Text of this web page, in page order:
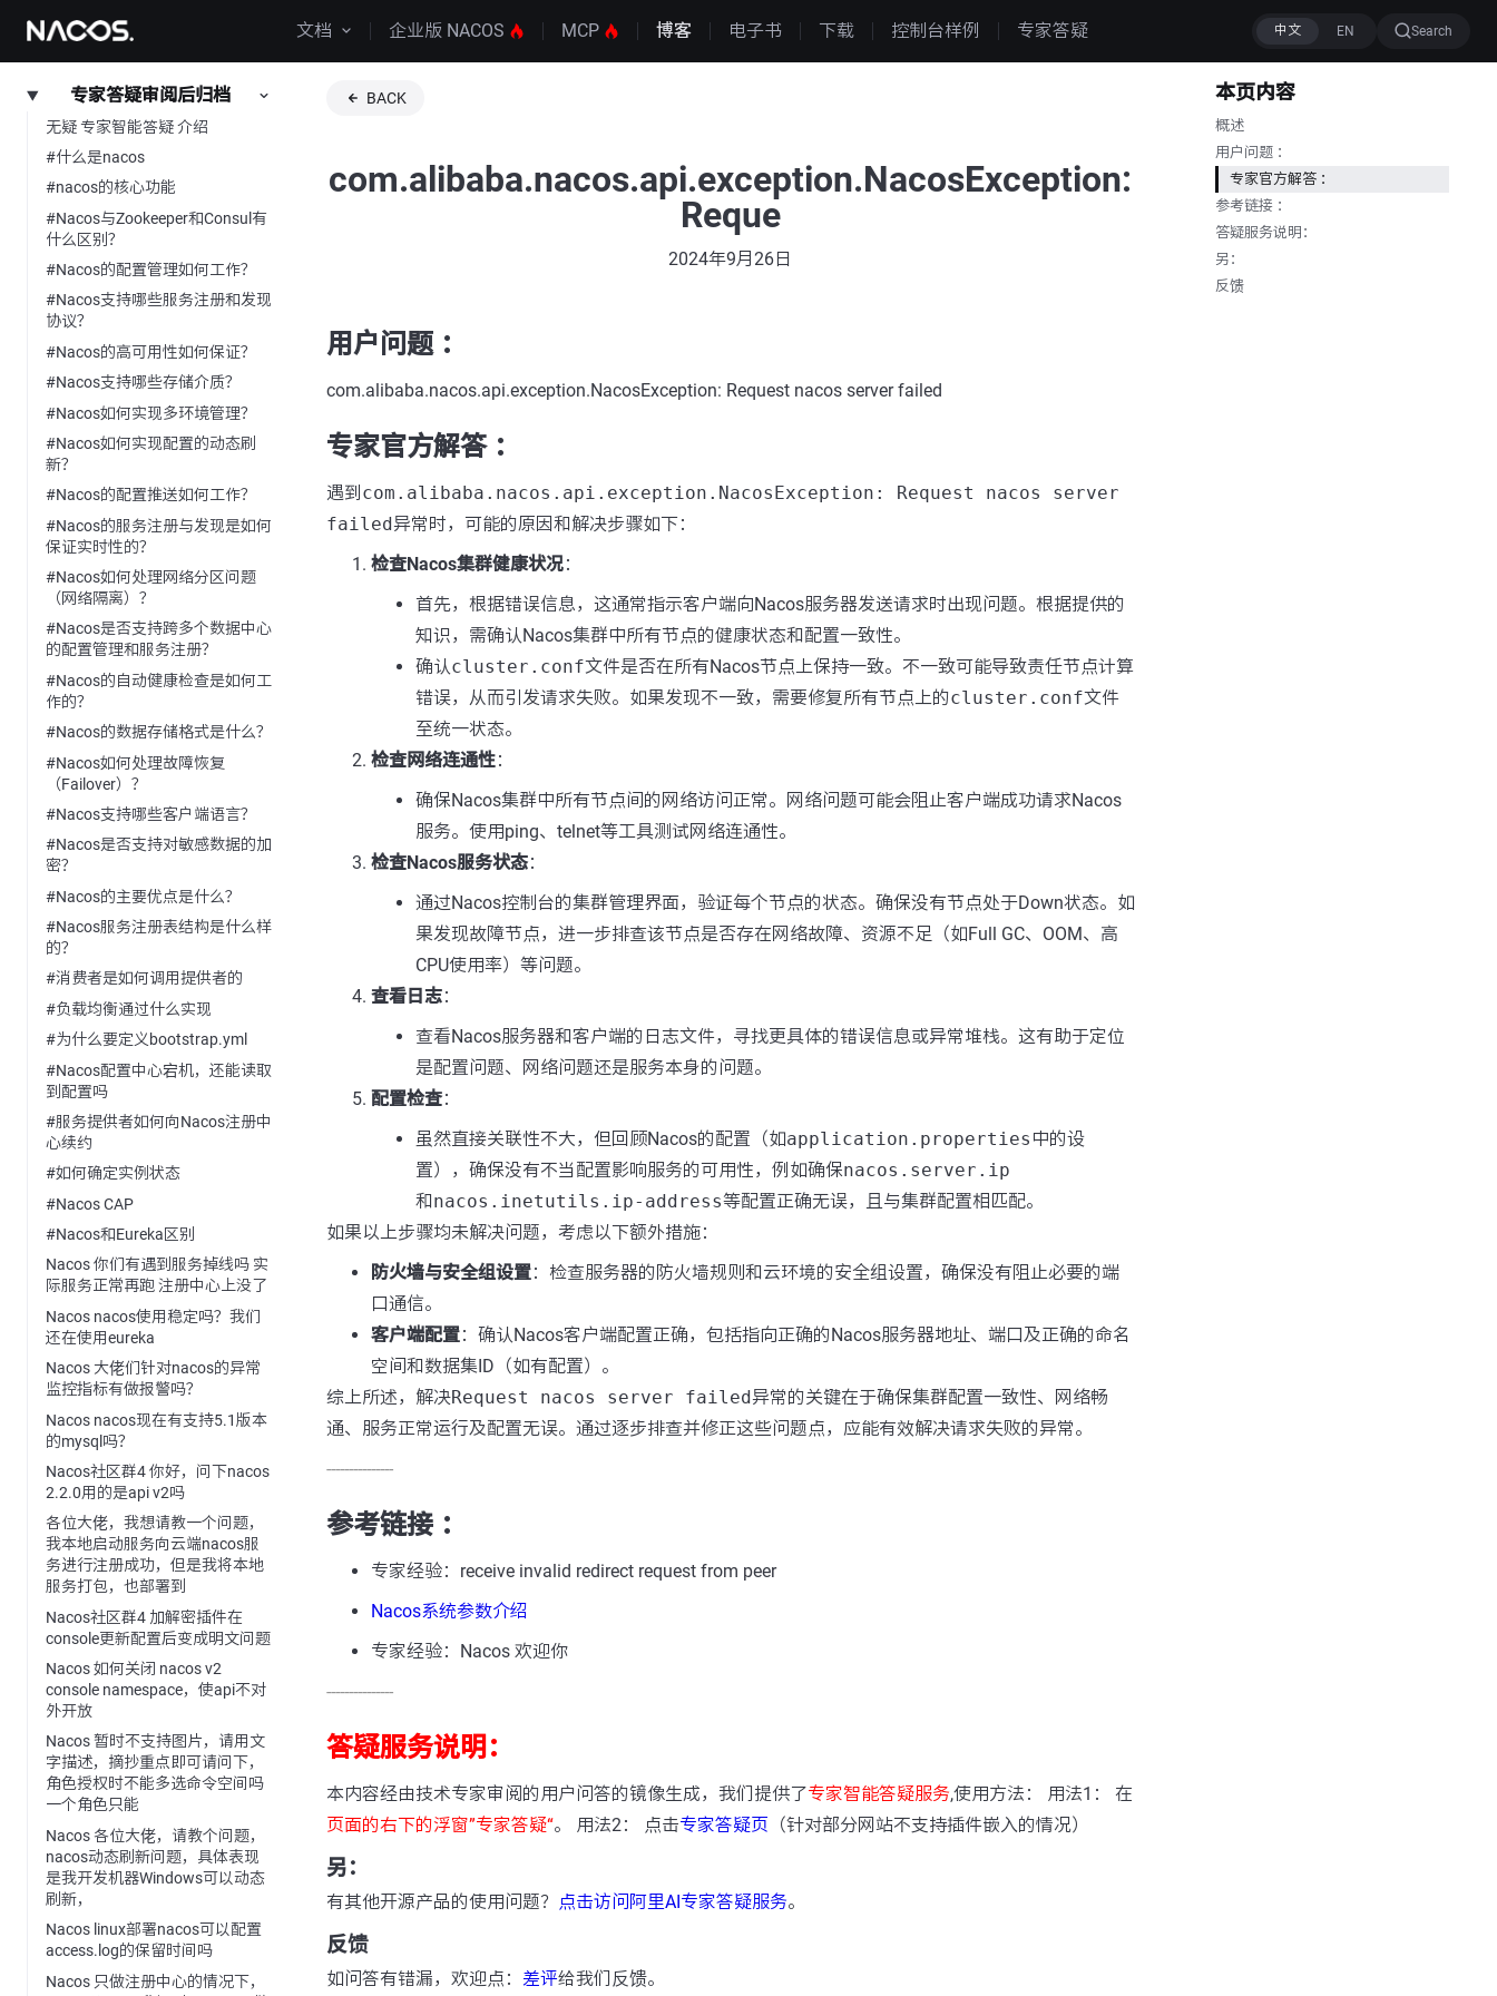
文档 企业版 NACOS MCP 博客 电子书 下载 控制台样例 专家答疑 Search
专家答疑审阅后归档
无疑 专家智能答疑 介绍
#什么是nacos
#nacos的核心功能
#Nacos与Zookeeper和Consul有
什么区别？
#Nacos的配置管理如何工作？
#Nacos支持哪些服务注册和发现
协议？
#Nacos的高可用性如何保证？
#Nacos支持哪些存储介质？
#Nacos如何实现多环境管理？
#Nacos如何实现配置的动态刷
新？
#Nacos的配置推送如何工作？
#Nacos的服务注册与发现是如何
保证实时性的？
#Nacos如何处理网络分区问题
（网络隔离）？
#Nacos是否支持跨多个数据中心
的配置管理和服务注册？
#Nacos的自动健康检查是如何工
作的？
#Nacos的数据存储格式是什么？
#Nacos如何处理故障恢复
（Failover）？
#Nacos支持哪些客户端语言？
#Nacos是否支持对敏感数据的加
密？
#Nacos的主要优点是什么？
#Nacos服务注册表结构是什么样
的？
#消费者是如何调用提供者的
#负载均衡通过什么实现
#为什么要定义bootstrap.yml
#Nacos配置中心宕机，还能读取
到配置吗
#服务提供者如何向Nacos注册中
心续约
#如何确定实例状态
#Nacos CAP
#Nacos和Eureka区别
Nacos 你们有遇到服务掉线吗 实
际服务正常再跑 注册中心上没了
Nacos nacos使用稳定吗？我们
还在使用eureka
Nacos 大佬们针对nacos的异常
监控指标有做报警吗？
Nacos nacos现在有支持5.1版本
的mysql吗？
Nacos社区群4 你好，问下nacos
2.2.0用的是api v2吗
各位大佬，我想请教一个问题，
我本地启动服务向云端nacos服
务进行注册成功，但是我将本地
服务打包，也部署到
Nacos社区群4 加解密插件在
console更新配置后变成明文问题
Nacos 如何关闭 nacos v2
console namespace，使api不对
外开放
Nacos 暂时不支持图片，请用文
字描述，摘抄重点即可请问下，
角色授权时不能多选命令空间吗
一个角色只能
Nacos 各位大佬，请教个问题，
nacos动态刷新问题，具体表现
是我开发机器Windows可以动态
刷新，
Nacos linux部署nacos可以配置
access.log的保留时间吗
Nacos 只做注册中心的情况下，
BACK
com.alibaba.nacos.api.exception.NacosException:
Reque
2024年9月26日
用户问题 ：
com.alibaba.nacos.api.exception.NacosException: Request nacos server failed
专家官方解答 ：
遇到 com.alibaba.nacos.api.exception.NacosException: Request nacos server
failed异常时，可能的原因和解决步骤如下：
检查Nacos集群健康状况：
首先，根据错误信息，这通常指示客户端向Nacos服务器发送请求时出现问题。根据提供的
知识，需确认Nacos集群中所有节点的健康状态和配置一致性。
确认cluster.conf文件是否在所有Nacos节点上保持一致。不一致可能导致责任节点计算
错误，从而引发请求失败。如果发现不一致，需要修复所有节点上的cluster.conf文件
至统一状态。
检查网络连通性：
确保Nacos集群中所有节点间的网络访问正常。网络问题可能会阻止客户端成功请求Nacos
服务。使用ping、telnet等工具测试网络连通性。
检查Nacos服务状态：
通过Nacos控制台的集群管理界面，验证每个节点的状态。确保没有节点处于Down状态。如
果发现故障节点，进一步排查该节点是否存在网络故障、资源不足（如Full GC、OOM、高
CPU使用率）等问题。
查看日志：
查看Nacos服务器和客户端的日志文件，寻找更具体的错误信息或异常堆栈。这有助于定位
是配置问题、网络问题还是服务本身的问题。
配置检查：
虽然直接关联性不大，但回顾Nacos的配置（如application.properties 中的设
置），确保没有不当配置影响服务的可用性，例如确保nacos.server.ip
和nacos.inetutils.ip-address等配置正确无误，且与集群配置相匹配。
如果以上步骤均未解决问题，考虑以下额外措施：
防火墙与安全组设置：检查服务器的防火墙规则和云环境的安全组设置，确保没有阻止必要的端
口通信。
客户端配置：确认Nacos客户端配置正确，包括指向正确的Nacos服务器地址、端口及正确的命名
空间和数据集ID（如有配置）。
综上所述，解决Request nacos server failed异常的关键在于确保集群配置一致性、网络畅
通、服务正常运行及配置无误。通过逐步排查并修正这些问题点，应能有效解决请求失败的异常。
---------------
参考链接 ：
专家经验：receive invalid redirect request from peer
Nacos系统参数介绍
专家经验：Nacos 欢迎你
---------------
答疑服务说明：
本内容经由技术专家审阅的用户问答的镜像生成，我们提供了专家智能答疑服务,使用方法： 用法1： 在
页面的右下的浮窗”专家答疑“。 用法2： 点击专家答疑页 （针对部分网站不支持插件嵌入的情况）
另：
有其他开源产品的使用问题？ 点击访问阿里AI专家答疑服务。
反馈
如问答有错漏，欢迎点： 差评给我们反馈。
本页内容
概述
用户问题 ：
专家官方解答 ：
参考链接 ：
答疑服务说明：
另：
反馈